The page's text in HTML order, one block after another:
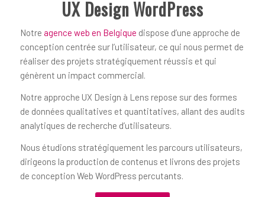
UX Design WordPress
Notre agence web en Belgique dispose d’une approche de
conception centrée sur l’utilisateur, ce qui nous permet de
réaliser des projets stratégiquement réussis et qui
génèrent un impact commercial.
Notre approche UX Design à Lens repose sur des formes
de données qualitatives et quantitatives, allant des audits
analytiques de recherche d’utilisateurs.
Nous étudions stratégiquement les parcours utilisateurs,
dirigeons la production de contenus et livrons des projets
de conception Web WordPress percutants.